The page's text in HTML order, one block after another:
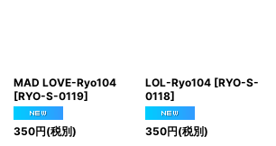
MAD LOVE-Ryo104
[RYO-S-0119]
350円(税別)
LOL-Ryo104 [RYO-S-
0118]
350円(税別)